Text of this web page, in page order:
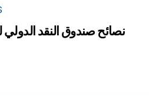
نصائح صندوق النقد الدولي